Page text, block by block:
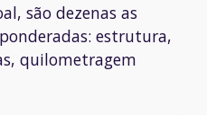
são dezenas as
estrutura,
quilometragem